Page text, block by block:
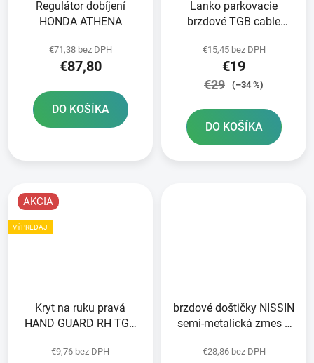
Regulátor dobíjení
HONDA ATHENA
€71,38 bez DPH
€87,80
DO KOŠÍKA
Lanko parkovacie
brzdové TGB cable
€15,45 bez DPH
€19
€29 (–34 %)
DO KOŠÍKA
AKCIA
VÝPREDAJ
Kryt na ruku pravá
HAND GUARD RH TGB
€9,76 bez DPH
brzdové doštičky NISSIN
semi-metalická zmes 2
€28,86 bez DPH